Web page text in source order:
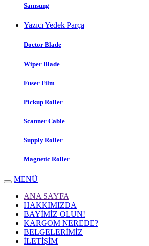
Samsung
Yazıcı Yedek Parça
Doctor Blade
Wiper Blade
Fuser Film
Pickup Roller
Scanner Cable
Supply Roller
Magnetic Roller
MENÜ
ANA SAYFA
HAKKIMIZDA
BAYİMİZ OLUN!
KARGOM NEREDE?
BELGELERİMİZ
İLETİŞİM